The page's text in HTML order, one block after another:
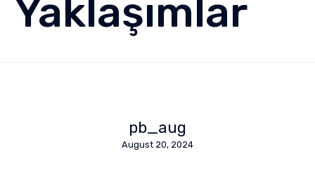
Yaklaşımlar
pb_aug
August 20, 2024